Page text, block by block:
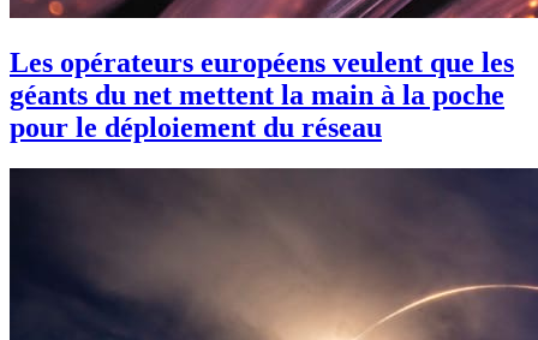
Les opérateurs européens veulent que les
géants du net mettent la main à la poche
pour le déploiement du réseau